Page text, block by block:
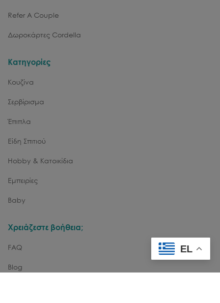
Refer A Couple
Δωροκάρτες Cordella
Κατηγορίες
Κουζίνα
Σερβίρισμα
Έπιπλα
Είδη Σπιτιού
Hobby & Κατοικίδια
Εμπειρίες
Baby
Χρειάζεστε βοήθεια;
FAQ
Blog
EL